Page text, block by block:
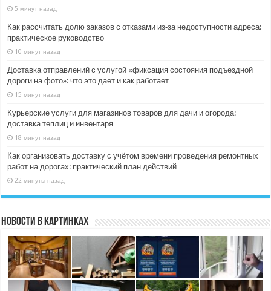
5 минут назад
Как рассчитать долю заказов с отказами из‑за недоступности адреса:
практическое руководство
10 минут назад
Доставка отправлений с услугой «фиксация состояния подъездной
дороги на фото»: что это дает и как работает
15 минут назад
Курьерские услуги для магазинов товаров для дачи и огорода:
доставка теплиц и инвентаря
18 минут назад
Как организовать доставку с учётом времени проведения ремонтных
работ на дорогах: практический план действий
22 минуты назад
Новости в картинках